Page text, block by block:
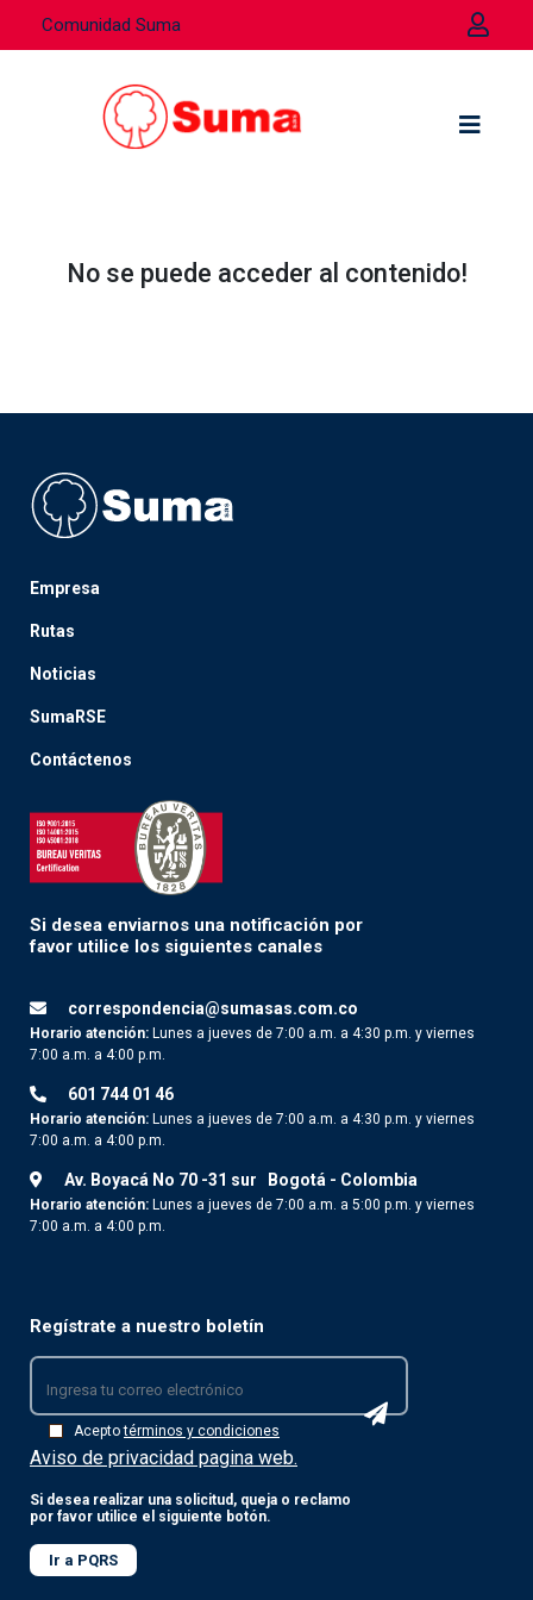
Comunidad Suma
No se puede acceder al contenido!
Empresa
Rutas
Noticias
SumaRSE
Contáctenos
Si desea enviarnos una notificación por
favor utilice los siguientes canales
correspondencia@sumasas.com.co
Horario atención: Lunes a jueves de 7:00 a.m. a 4:30 p.m. y viernes
7:00 a.m. a 4:00 p.m.
601 744 01 46
Horario atención: Lunes a jueves de 7:00 a.m. a 4:30 p.m. y viernes
7:00 a.m. a 4:00 p.m.
Av. Boyacá No 70 -31 sur Bogotá - Colombia
Horario atención: Lunes a jueves de 7:00 a.m. a 5:00 p.m. y viernes
7:00 a.m. a 4:00 p.m.
Regístrate a nuestro boletín
Aceptotérminos y condiciones
Aviso de privacidad pagina web.
Si desea realizar una solicitud, queja o reclamo
por favor utilice el siguiente botón.
Ir a PQRS